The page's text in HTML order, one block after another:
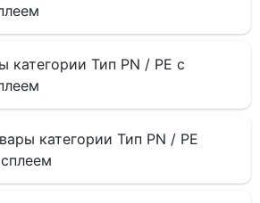
категории Тип PN / PE с
категории Тип PN / PE